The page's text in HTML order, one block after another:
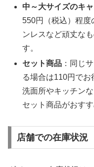
中～大サイズのキ
550円（税込）程度
ンレスなど頑丈な
す。
セット商品 ：同じ
る場合は110円でお
洗面所やキッチン
セット商品がおすす
店舗での在庫状況